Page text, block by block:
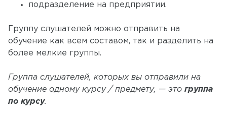
подразделение на предприятии.
Группу слушателей можно отправить на
обучение как всем составом, так и разделить на
более мелкие группы.
Группа слушателей, которых вы отправили на
обучение одному курсу / предмету, — это группа
по курсу.